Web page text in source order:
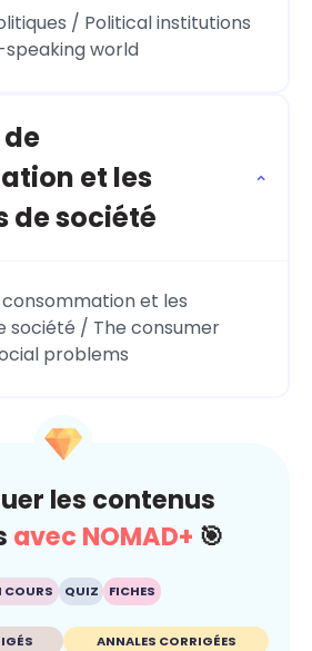
/ Political institutions
speaking world
et les
de société
et les
société / The consumer
problems
les contenus
avec NOMAD+ 🎯
COURS QUIZ FICHES
ANNALES CORRIGÉES